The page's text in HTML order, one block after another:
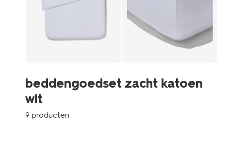
beddengoedset zacht katoen
wit
9 producten